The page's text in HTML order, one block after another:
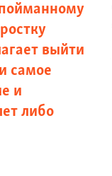
выйти
самое
и
либо